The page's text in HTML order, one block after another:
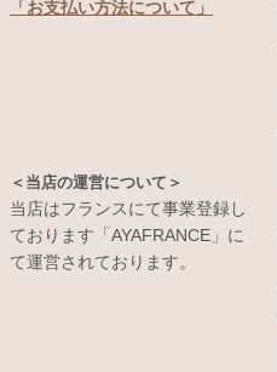
「お支払い方法について」
＜当店の運営について＞
当店はフランスにて事業登録し
ております「AYAFRANCE」に
て運営されております。